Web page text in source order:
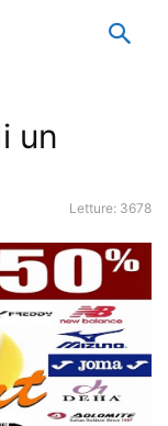
un
Letture: 3678